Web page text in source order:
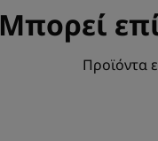
Μπορεί
Προϊόντα